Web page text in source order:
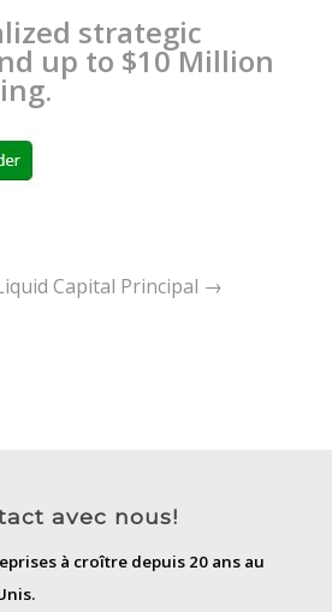
strategic
up to $10 Million
Capital Principal →
avec nous!
à croître depuis 20 ans au